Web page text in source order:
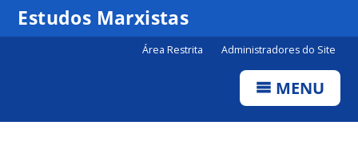
Estudos Marxistas
Área Restrita Administradores do Site
MENU